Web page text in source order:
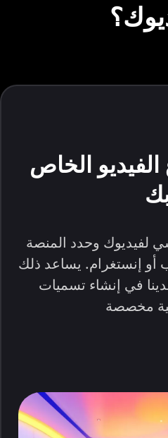
الخاص
لفيديوك وحدد المنصة
أو إنستغرام. يساعد ذلك
في إنشاء تسميات